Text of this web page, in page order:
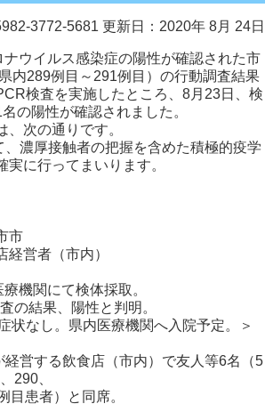
3772-5681 更新日：2020年 8月 24日
ウイルス感染症の陽性が確認された市
内289例目～291例目）の行動調査結果
検査を実施したところ、8月23日、検
の陽性が確認されました。
次の通りです。
濃厚接触者の把握を含めた積極的疫学
に行ってまいります。
市
経営者（市内）
関にて検体採取。
結果、陽性と判明。
なし。県内医療機関へ入院予定。＞
する飲食店（市内）で友人等6名（5
290、
者）と同席。